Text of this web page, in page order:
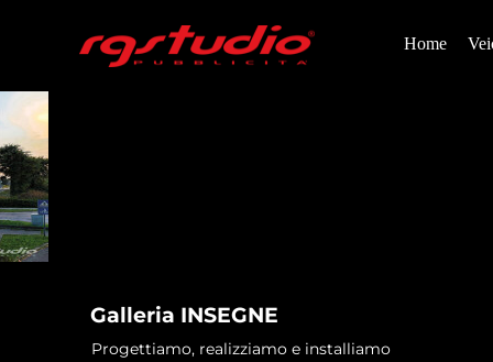
Home
Galleria INSEGNE
Progettiamo, realizziamo e installiamo